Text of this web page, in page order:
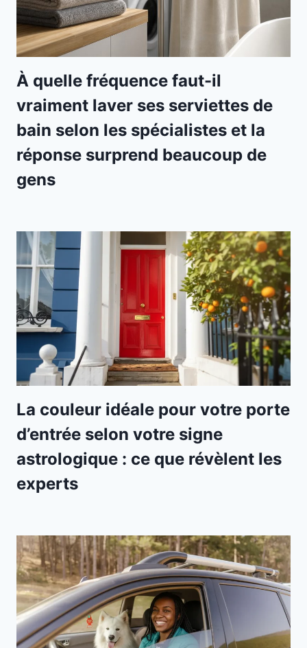
À quelle fréquence faut-il
vraiment laver ses serviettes de
bain selon les spécialistes et la
réponse surprend beaucoup de
gens
La couleur idéale pour votre porte
d’entrée selon votre signe
astrologique : ce que révèlent les
experts